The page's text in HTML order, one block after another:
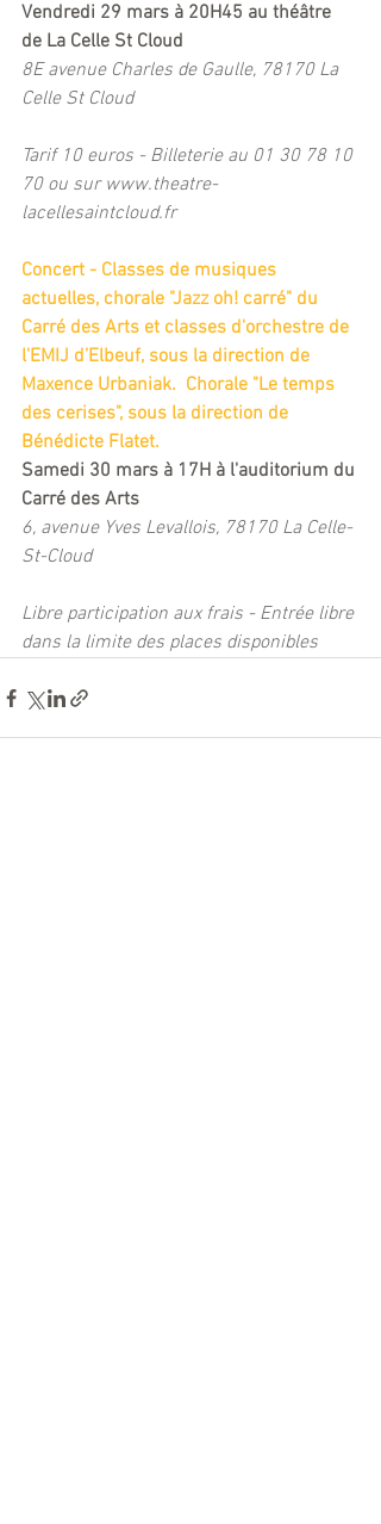
Vendredi 29 mars à 20H45 au théâtre
de La Celle St Cloud
8E avenue Charles de Gaulle, 78170 La
Celle St Cloud
Tarif 10 euros - Billeterie au 01 30 78 10
70 ou sur www.theatre-
lacellesaintcloud.fr
Concert - Classes de musiques
actuelles, chorale "Jazz oh! carré" du
Carré des Arts et classes d'orchestre de
l'EMIJ d’Elbeuf, sous la direction de
Maxence Urbaniak.  Chorale "Le temps
des cerises", sous la direction de
Bénédicte Flatet.
Samedi 30 mars à 17H à l'auditorium du
Carré des Arts
6, avenue Yves Levallois, 78170 La Celle-
St-Cloud
Libre participation aux frais - Entrée libre
dans la limite des places disponibles